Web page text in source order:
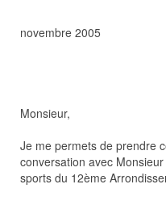
novembre 2005
Monsieur,
Je me permets de prendre
conversation avec
sports du 12ème